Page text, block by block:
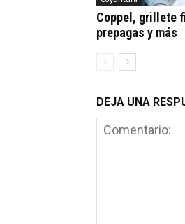
Coppel, grillete
prepagas y más
DEJA UNA